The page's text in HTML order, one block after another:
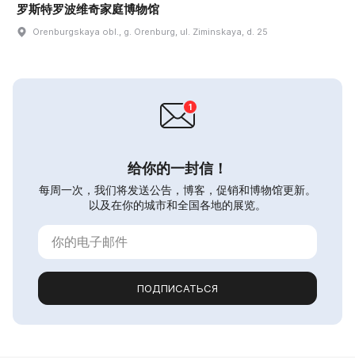
罗斯特罗波维奇家庭博物馆
Orenburgskaya obl., g. Orenburg, ul. Ziminskaya, d. 25
给你的一封信！
每周一次，我们将发送公告，博客，促销和博物馆更新。
以及在你的城市和全国各地的展览。
ПОДПИСАТЬСЯ